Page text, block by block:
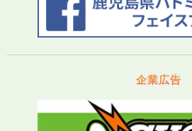
企業広告